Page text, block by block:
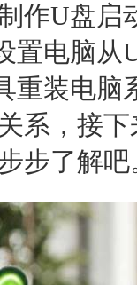
作U盘启
置电脑从
重装电脑
系，接
步了解吧